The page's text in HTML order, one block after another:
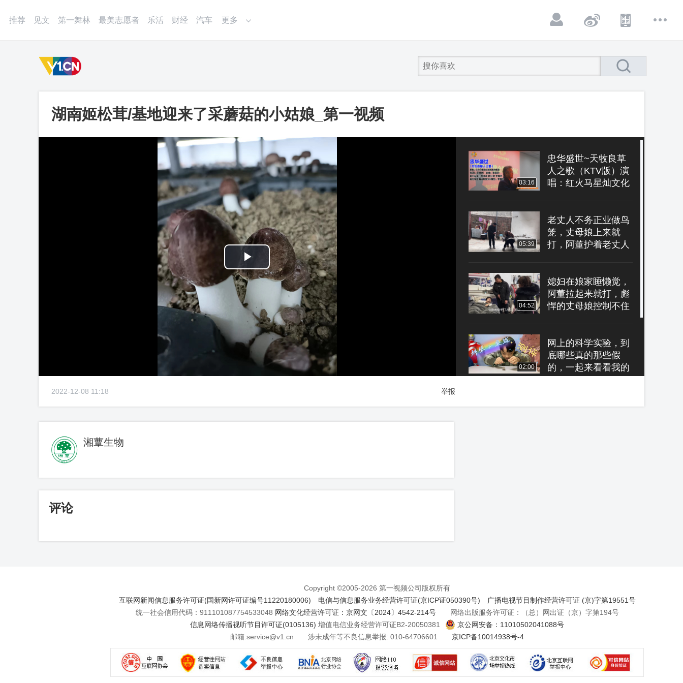
推荐 见文 第一舞林 最美志愿者 乐活 财经 汽车 更多
湖南姬松茸/基地迎来了采蘑菇的小姑娘_第一视频
Play
Video
03:16
忠华盛世~天牧良草
人之歌（KTV版）演
唱：红火马星灿文化
05:39
老丈人不务正业做鸟
笼，丈母娘上来就
打，阿董护着老丈人
孝为先
04:52
媳妇在娘家睡懒觉，
阿董拉起来就打，彪
悍的丈母娘控制不住
02:00
网上的科学实验，到
底哪些真的那些假
的，一起来看看我的
吉林白山亮相北京冬
2022-12-08 11:18 举报
湘蕈生物
评论
Copyright ©2005-2026 第一视频公司版权所有
互联网新闻信息服务许可证(国新网许可证编号11220180006)
电信与信息服务业务经营许可证(京ICP证050390号)
广播电视节目制作经营许可证 (京)字第19551号
统一社会信用代码：911101087754533048 网络文化经营许可证：京网文〔2024〕4542-214号网络出版服务许可证：（总）网出证（京）字第194号
信息网络传播视听节目许可证(0105136) 增值电信业务经营许可证B2-20050381
京公网安备：11010502041088号
邮箱:service@v1.cn 涉未成年等不良信息举报: 010-64706601 京ICP备10014938号-4